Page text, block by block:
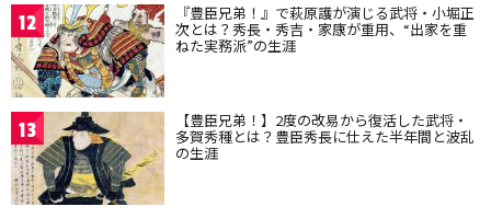
12 『豊臣兄弟！』で萩原護が演じる武将・小堀正
次とは？秀長・秀吉・家康が重用、“出家を重
ねた実務派”の生涯
13 【豊臣兄弟！】2度の改易から復活した武将・
多賀秀種とは？豊臣秀長に仕えた半年間と波乱
の生涯